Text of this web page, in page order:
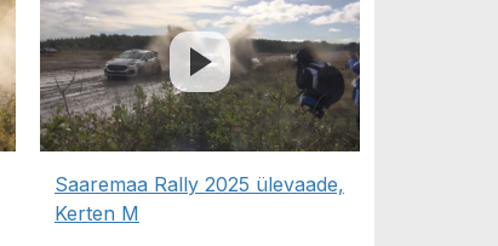
Saaremaa Rally 2025 ülevaade,
Kerten M